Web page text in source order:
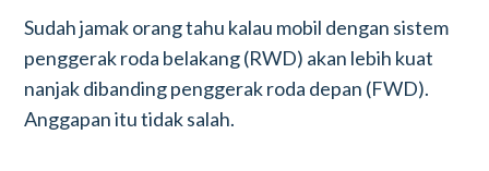
Sudah jamak orang tahu kalau mobil dengan sistem
penggerak roda belakang (RWD) akan lebih kuat
nanjak dibanding penggerak roda depan (FWD).
Anggapan itu tidak salah.